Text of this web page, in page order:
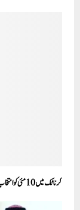
کرناٹک میں10مئی کوانتخاب، 13 مئی کو نتائج